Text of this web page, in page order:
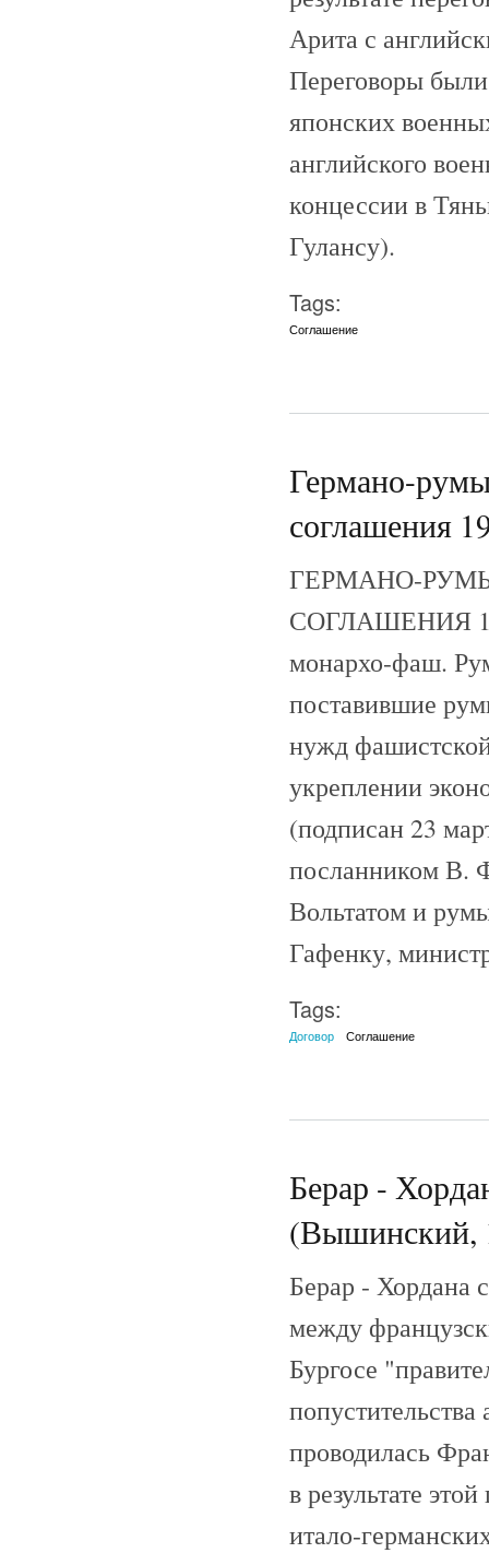
Арита с
Переговоры
японских
английского
концессии в
Гулансу).
Tags:
Соглашение
Германо-
соглашения
ГЕРМАНО-
СОГЛАШЕНИЯ
монархо-фаш.
поставившие
нужд
укреплении
(подписан 23
посланником В.
Вольтатом и
Гафенку,
Tags:
Договор Соглашение
Берар -
(Вышинский,
Берар - Хордана
между
Бургосе
проводилась
в результате
итало-